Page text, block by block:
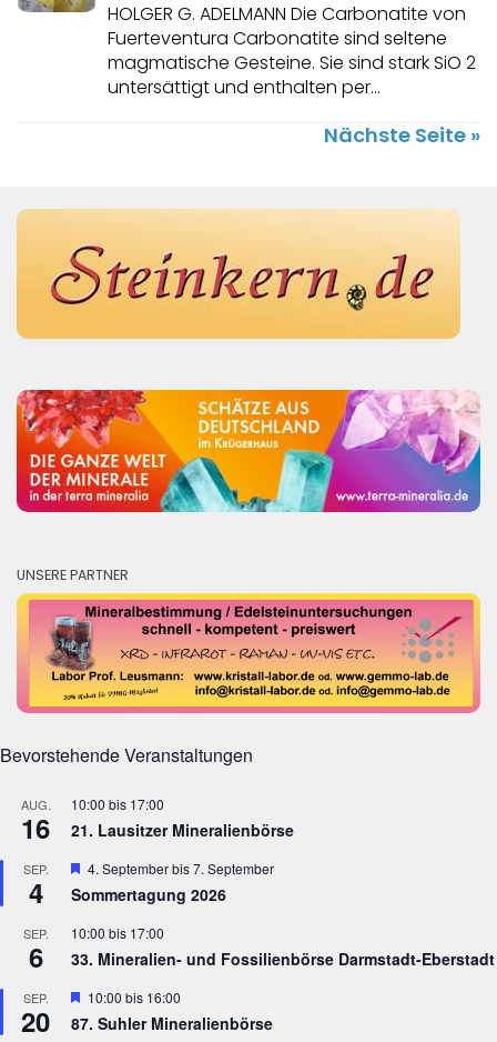
HOLGER G. ADELMANN Die Carbonatite von
Fuerteventura Carbonatite sind seltene
magmatische Gesteine. Sie sind stark SiO 2
untersättigt und enthalten per...
Nächste Seite »
UNSERE PARTNER
Bevorstehende Veranstaltungen
AUG.
16
10:00 bis 17:00
21. Lausitzer Mineralienbörse
SEP.
4
Hervorgehoben
4. Septemberbis7. September
Sommertagung 2026
SEP.
6
10:00 bis 17:00
33. Mineralien- und Fossilienbörse Darmstadt-Eberstadt
SEP.
20
Hervorgehoben
10:00 bis 16:00
87. Suhler Mineralienbörse